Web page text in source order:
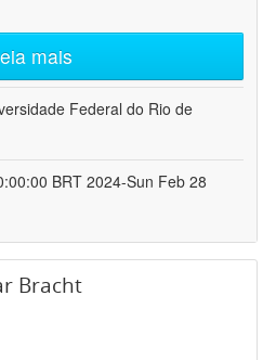
mais
Federal do Rio de
BRT 2024-Sun Feb 28
Bracht